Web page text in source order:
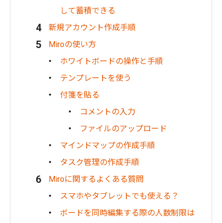
して蓄積できる
新規アカウント作成手順
Miroの使い方
ホワイトボードの操作と手順
テンプレートを使う
付箋を貼る
コメントの入力
ファイルのアップロード
マインドマップの作成手順
タスク管理の作成手順
Miroに関するよくある質問
スマホやタブレットでも使える？
ボードを同時編集する際の人数制限は